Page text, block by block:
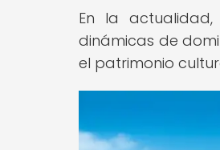
En la
dinámicas de
el patrimonio